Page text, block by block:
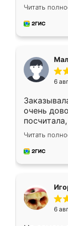
Ждал
руками.
Читать
6
очень
Замерщик
делу со
за день,
Читать
6